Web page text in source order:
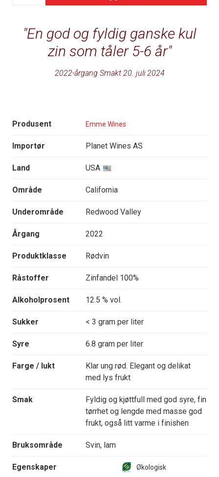
En god og fyldig ganske kul
zin som tåler 5-6 år
2022-årgang Smakt 20. juli 2024
Produsent Emme Wines
Importør Planet Wines AS
Land USA
Område California
Underområde Redwood Valley
Årgang 2022
Produktklasse Rødvin
Råstoffer Zinfandel 100%
Alkoholprosent 12.5 % vol.
Sukker < 3 gram per liter
Syre 6.8 gram per liter
Farge / lukt
Klar ung rød. Elegant og delikat
med lys frukt
Smak
Fyldig og kjøttfull med god syre, fin
tørrhet og lengde med masse god
frukt, også litt varme i finishen
Bruksområde Svin, lam
Egenskaper Økologisk